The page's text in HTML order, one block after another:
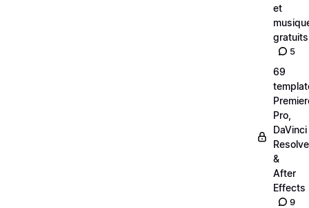
et
gratuits
5
69
Pro,
DaVinci
Resolve
&
After
Effects
9